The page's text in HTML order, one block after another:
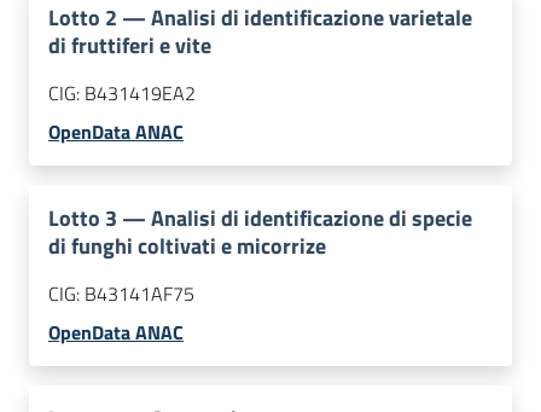
Lotto 2 —Analisi di identificazione varietale
di fruttiferi e vite
CIG: B431419EA2
OpenData ANAC
Lotto 3 —Analisi di identificazione di specie
di funghi coltivati e micorrize
CIG: B43141AF75
OpenData ANAC